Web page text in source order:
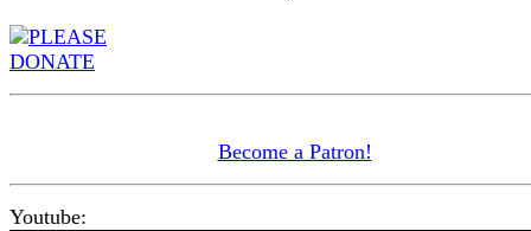
Become a Patron!
Youtube: